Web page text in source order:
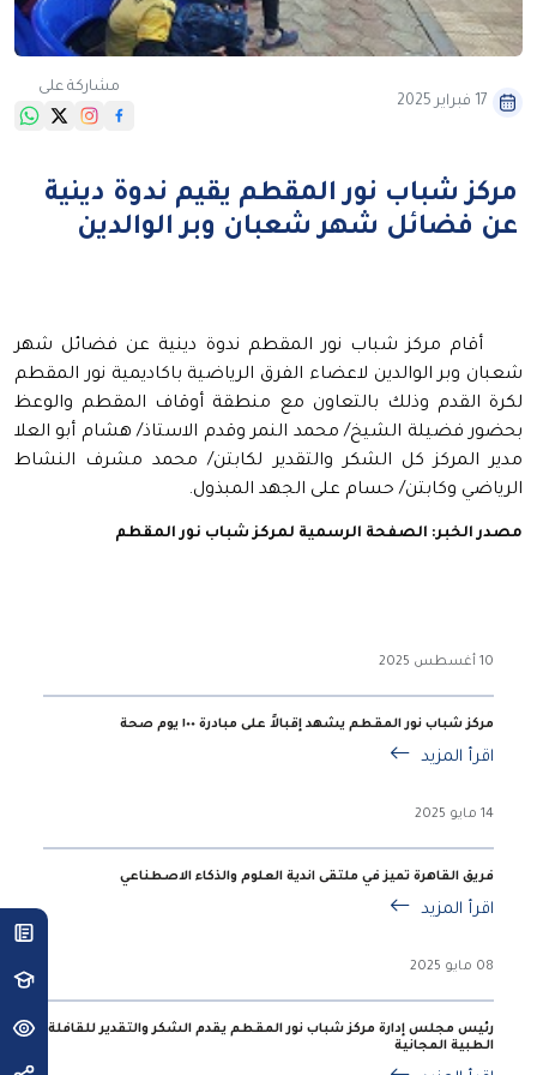
17 فبراير 2025
مشاركة على
مركز شباب نور المقطم يقيم ندوة دينية
عن فضائل شهر شعبان وبر الوالدين
أقام مركز شباب نور المقطم ندوة دينية عن فضائل شهر
شعبان وبر الوالدين لاعضاء الفرق الرياضية باكاديمية نور المقطم
لكرة القدم وذلك بالتعاون مع منطقة أوقاف المقطم والوعظ
بحضور فضيلة الشيخ/ محمد النمر وقدم الاستاذ/ هشام أبو العلا
مدير المركز كل الشكر والتقدير لكابتن/ محمد مشرف النشاط
الرياضي وكابتن/ حسام على الجهد المبذول.
مصدر الخبر: الصفحة الرسمية لمركز شباب نور المقطم
10 أغسطس 2025
مركز شباب نور المقطم يشهد إقبالاً على مبادرة ١٠٠ يوم صحة
اقرأ المزيد
14 مايو 2025
فريق القاهرة تميز في ملتقى اندية العلوم والذكاء الاصطناعي
اقرأ المزيد
08 مايو 2025
رئيس مجلس إدارة مركز شباب نور المقطم يقدم الشكر والتقدير للقافلة
الطبية المجانية